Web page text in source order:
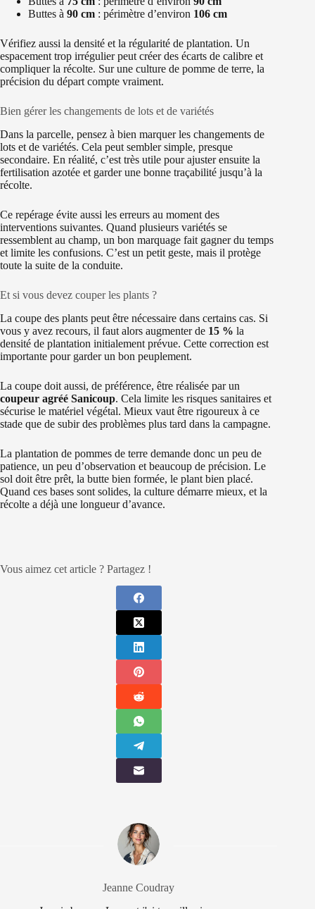
Buttes à 90 cm : périmètre d’environ 106 cm
Vérifiez aussi la densité et la régularité de plantation. Un
espacement trop irrégulier peut créer des écarts de calibre et
compliquer la récolte. Sur une culture de pomme de terre, la
précision du départ compte vraiment.
Bien gérer les changements de lots et de variétés
Dans la parcelle, pensez à bien marquer les changements de
lots et de variétés. Cela peut sembler simple, presque
secondaire. En réalité, c’est très utile pour ajuster ensuite la
fertilisation azotée et garder une bonne traçabilité jusqu’à la
récolte.
Ce repérage évite aussi les erreurs au moment des
interventions suivantes. Quand plusieurs variétés se
ressemblent au champ, un bon marquage fait gagner du temps
et limite les confusions. C’est un petit geste, mais il protège
toute la suite de la conduite.
Et si vous devez couper les plants ?
La coupe des plants peut être nécessaire dans certains cas. Si
vous y avez recours, il faut alors augmenter de 15 % la
densité de plantation initialement prévue. Cette correction est
importante pour garder un bon peuplement.
La coupe doit aussi, de préférence, être réalisée par un
coupeur agréé Sanicoup. Cela limite les risques sanitaires et
sécurise le matériel végétal. Mieux vaut être rigoureux à ce
stade que de subir des problèmes plus tard dans la campagne.
La plantation de pommes de terre demande donc un peu de
patience, un peu d’observation et beaucoup de précision. Le
sol doit être prêt, la butte bien formée, le plant bien placé.
Quand ces bases sont solides, la culture démarre mieux, et la
récolte a déjà une longueur d’avance.
Vous aimez cet article ? Partagez !
Jeanne Coudray